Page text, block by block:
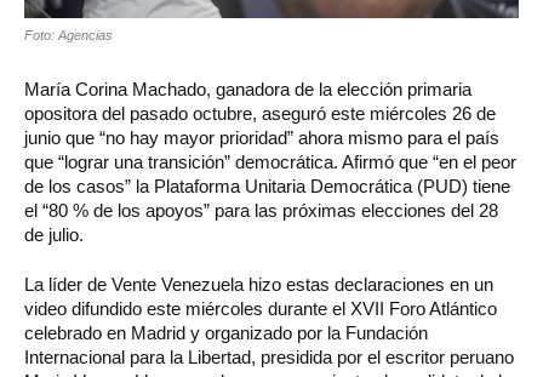
Foto: Agencias
María Corina Machado, ganadora de la elección primaria
opositora del pasado octubre, aseguró este miércoles 26 de
junio que “no hay mayor prioridad” ahora mismo para el país
que “lograr una transición” democrática. Afirmó que “en el peor
de los casos” la Plataforma Unitaria Democrática (PUD) tiene
el “80 % de los apoyos” para las próximas elecciones del 28
de julio.
La líder de Vente Venezuela hizo estas declaraciones en un
video difundido este miércoles durante el XVII Foro Atlántico
celebrado en Madrid y organizado por la Fundación
Internacional para la Libertad, presidida por el escritor peruano